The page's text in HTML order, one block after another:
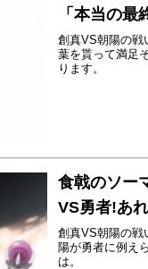
「本当の最
創真VS朝陽の戦
葉を貰って満足
ります。
食戟のソー
VS勇者!あ
創真VS朝陽の戦
陽が勇者に例え
は。